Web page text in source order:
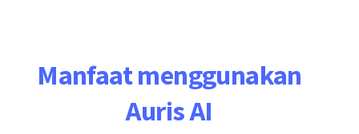
Manfaat menggunakan
Auris AI